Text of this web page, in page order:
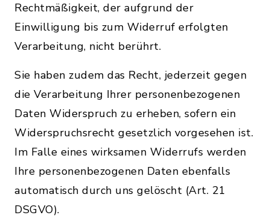
Rechtmäßigkeit, der aufgrund der
Einwilligung bis zum Widerruf erfolgten
Verarbeitung, nicht berührt.
Sie haben zudem das Recht, jederzeit gegen
die Verarbeitung Ihrer personenbezogenen
Daten Widerspruch zu erheben, sofern ein
Widerspruchsrecht gesetzlich vorgesehen ist.
Im Falle eines wirksamen Widerrufs werden
Ihre personenbezogenen Daten ebenfalls
automatisch durch uns gelöscht (Art. 21
DSGVO).